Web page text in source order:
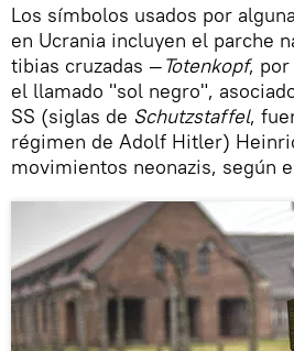
Los símbolos usados por
en Ucrania incluyen el parche
tibias cruzadas —Totenkopf,
el llamado "sol negro",
SS (siglas de Schutzstaffel,
régimen de Adolf Hitler)
movimientos neonazis, según